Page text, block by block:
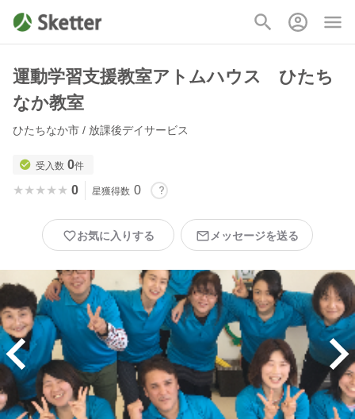
運動学習支援教室アトムハウス ひたち
なか教室
ひたちなか市 / 放課後デイサービス
受入数 0件
★★★★★
★★★★★ 0 星獲得数 0
お気に入りする メッセージを送る